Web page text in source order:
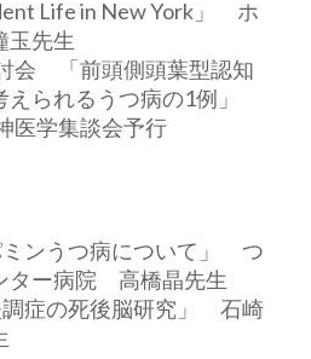
Life in New York」 ホ
先生
会 「前頭側頭葉型認知
られるうつ病の1例」
医学集談会予行
ンうつ病について」 つ
ター病院 高橋晶先生
症の死後脳研究」 石崎